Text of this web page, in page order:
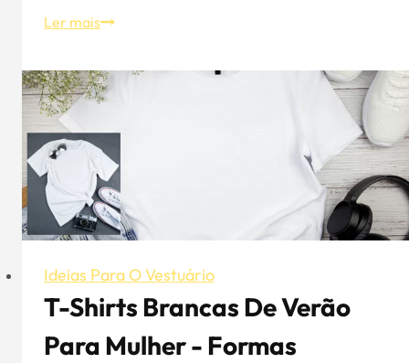
Ler maisInsights
a
moda
chapéus:
Porque
é
que
os
são
um
must-
have
Ideias Para O Vestuário
T-Shirts Brancas De Verão
Para Mulher - Formas